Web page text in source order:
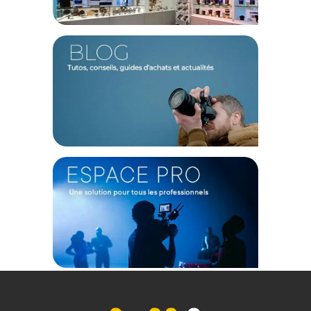
photo glacé.
Encre d’origine
Les cartouches d'encre Canon, conçues spécifiquement pour
leurs imprimantes, garantissent une qualité d'impression
meilleure qualité par rapport aux alternatives compatibles.
Caractéristiques du Kit de Cartouche d'encre à
rendement élevé CLI-551 C/M/Y/BK par Canon :
GENERAL
Modèle : Kit de Cartouche d'encre à rendement élevé CLI-551
C/M/Y/BK
TECHNIQUE
Compatibilité: